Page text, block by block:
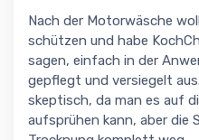
Nach der Motorwäsche
schützen und habe
sagen, einfach in der
gepflegt und versiegelt
skeptisch, da man es auf
aufsprühen kann, aber die